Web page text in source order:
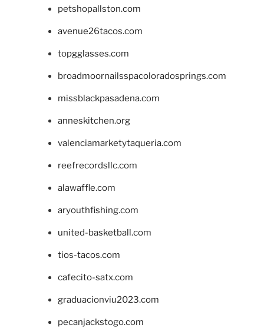
petshopallston.com
avenue26tacos.com
topgglasses.com
broadmoornailsspacoloradosprings.com
missblackpasadena.com
anneskitchen.org
valenciamarketytaqueria.com
reefrecordsllc.com
alawaffle.com
aryouthfishing.com
united-basketball.com
tios-tacos.com
cafecito-satx.com
graduacionviu2023.com
pecanjackstogo.com